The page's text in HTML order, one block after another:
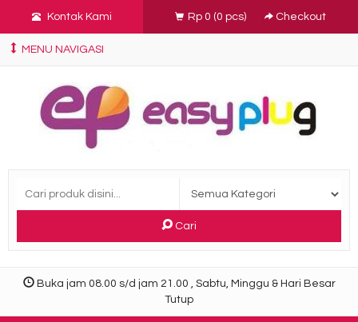
Kontak Kami Rp 0 (0 pcs) Checkout
MENU NAVIGASI
Cari
Buka jam 08.00 s/d jam 21.00 , Sabtu, Minggu & Hari Besar
Tutup